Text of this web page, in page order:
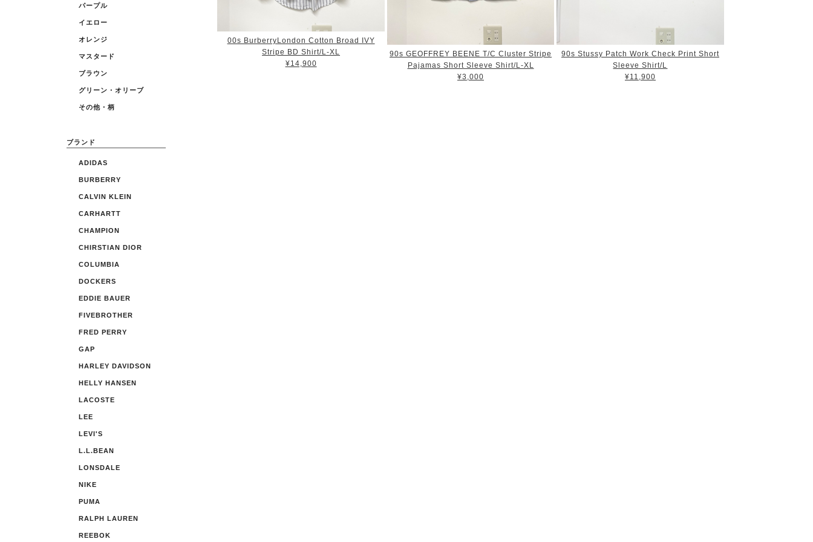
パープル
イエロー
オレンジ
マスタード
ブラウン
グリーン・オリーブ
その他・柄
ブランド
ADIDAS
BURBERRY
CALVIN KLEIN
CARHARTT
CHAMPION
CHIRSTIAN DIOR
COLUMBIA
DOCKERS
EDDIE BAUER
FIVEBROTHER
FRED PERRY
GAP
HARLEY DAVIDSON
HELLY HANSEN
LACOSTE
LEE
LEVI'S
L.L.BEAN
LONSDALE
NIKE
PUMA
RALPH LAUREN
REEBOK
00s BurberryLondon Cotton Broad IVY
Stripe BD Shirt/L-XL
¥14,900
90s GEOFFREY BEENE T/C Cluster Stripe
Pajamas Short Sleeve Shirt/L-XL
¥3,000
90s Stussy Patch Work Check Print Short
Sleeve Shirt/L
¥11,900